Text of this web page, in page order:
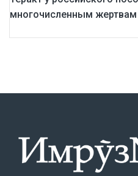
многочисленным жертвам